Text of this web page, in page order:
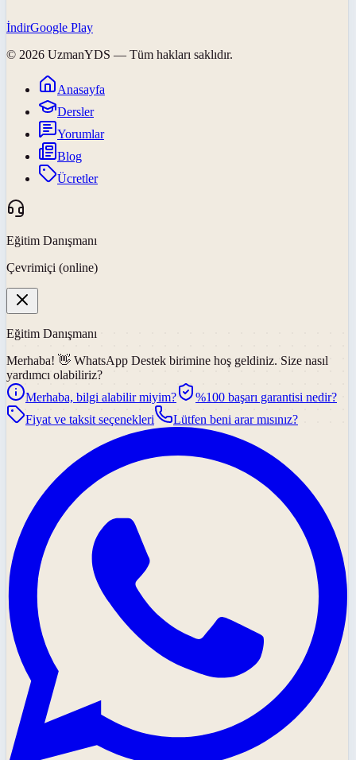
İndirGoogle Play
© 2026 UzmanYDS — Tüm hakları saklıdır.
Anasayfa
Dersler
Yorumlar
Blog
Ücretler
Eğitim Danışmanı
Çevrimiçi (online)
Eğitim Danışmanı
Merhaba! 👋 WhatsApp Destek birimine hoş geldiniz. Size nasıl
yardımcı olabiliriz?
Merhaba, bilgi alabilir miyim?
%100 başarı garantisi nedir?
Fiyat ve taksit seçenekleri
Lütfen beni arar mısınız?